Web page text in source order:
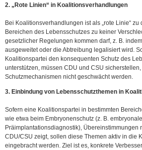
2. „Rote Linien“ in Koalitionsverhandlungen
Bei Koalitionsverhandlungen ist als „rote Linie“ zu
Bereichen des Lebensschutzes zu keiner
gesetzlicher Regelungen kommen darf, z. B.
ausgeweitet oder die Abtreibung legalisiert wird.
Koalitionspartei den konsequenten Schutz des
unterstützen, müssen CDU und CSU
Schutzmechanismen nicht geschwächt werden.
3. Einbindung von Lebensschutzthemen in
Sofern eine Koalitionspartei in bestimmten
wie etwa beim Embryonenschutz (z. B.
Präimplantationsdiagnostik), Übereinstimmungen
CDU/CSU zeigt, sollen diese Themen aktiv in die
eingebracht werden. Ziel ist es, konkrete